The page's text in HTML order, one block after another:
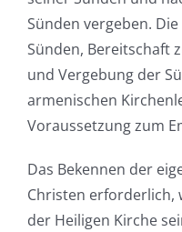
Sünden vergeben.
Sünden, Bereitschaft
und Vergebung der
armenischen
Voraussetzung zum
Das Bekennen der
Christen erforderlich,
der Heiligen Kirche